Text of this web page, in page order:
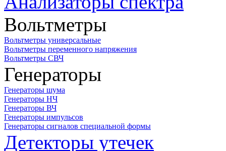
Вольтметры
Вольтметры универсальные
Вольтметры переменного напряжения
Вольтметры СВЧ
Генераторы
Генераторы шума
Генераторы НЧ
Генераторы ВЧ
Генераторы импульсов
Генераторы сигналов специальной формы
Детекторы утечек